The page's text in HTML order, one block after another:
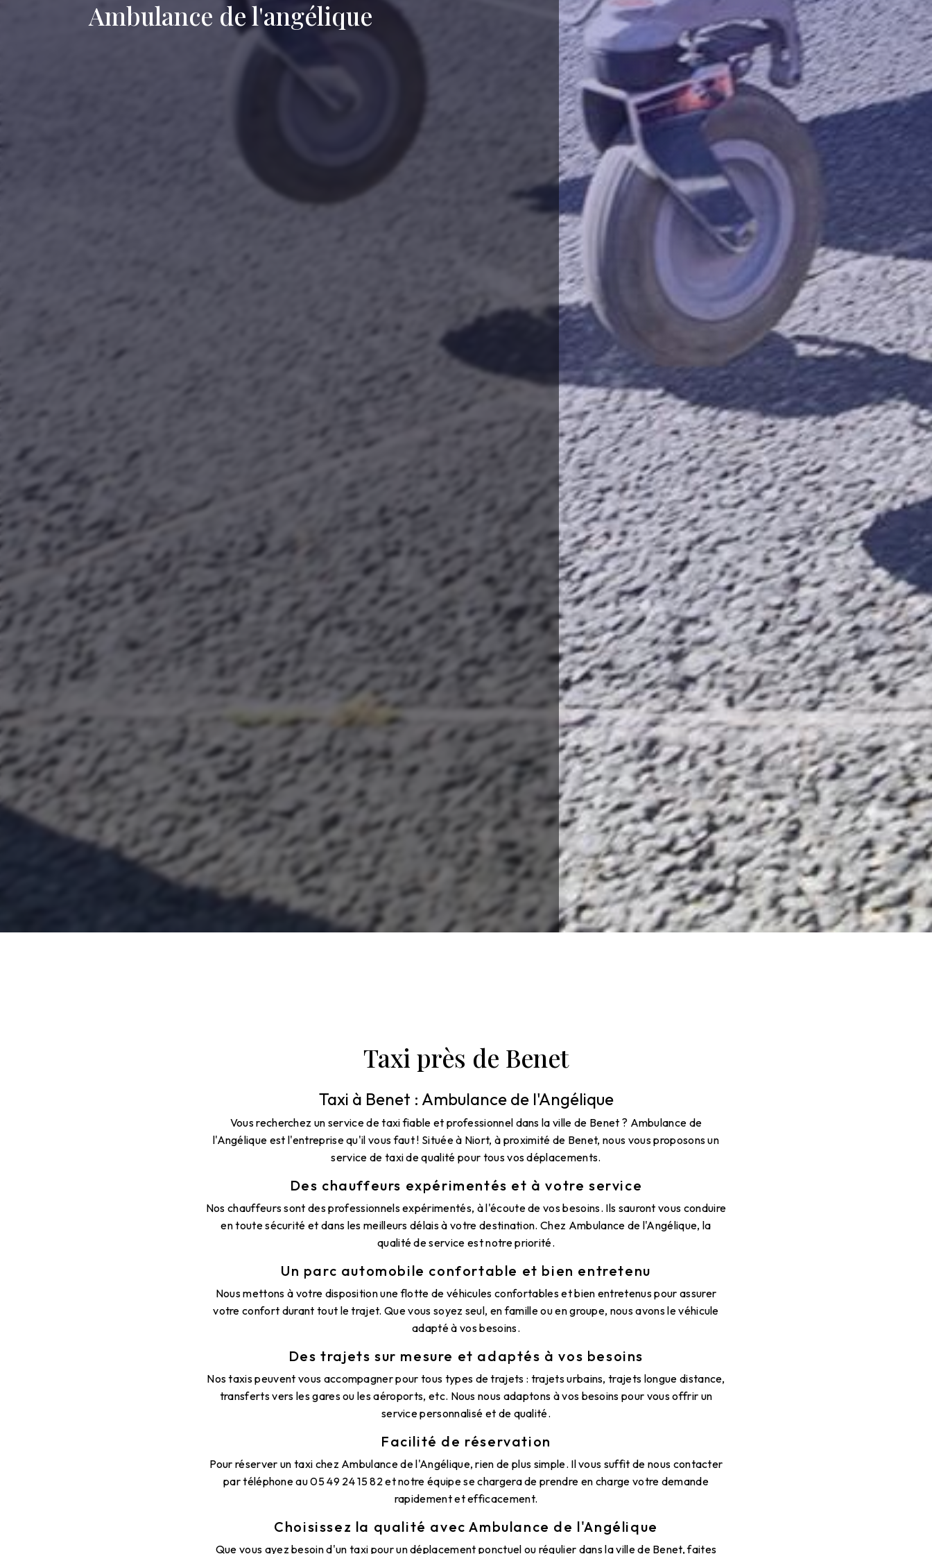
Ambulance de l'angélique
Taxi près de Benet
Taxi à Benet : Ambulance de l'Angélique
Vous recherchez un service de taxi fiable et professionnel dans la ville de Benet ? Ambulance de
l'Angélique est l'entreprise qu'il vous faut ! Située à Niort, à proximité de Benet, nous vous proposons un
service de taxi de qualité pour tous vos déplacements.
Des chauffeurs expérimentés et à votre service
Nos chauffeurs sont des professionnels expérimentés, à l'écoute de vos besoins. Ils sauront vous conduire
en toute sécurité et dans les meilleurs délais à votre destination. Chez Ambulance de l'Angélique, la
qualité de service est notre priorité.
Un parc automobile confortable et bien entretenu
Nous mettons à votre disposition une flotte de véhicules confortables et bien entretenus pour assurer
votre confort durant tout le trajet. Que vous soyez seul, en famille ou en groupe, nous avons le véhicule
adapté à vos besoins.
Des trajets sur mesure et adaptés à vos besoins
Nos taxis peuvent vous accompagner pour tous types de trajets : trajets urbains, trajets longue distance,
transferts vers les gares ou les aéroports, etc. Nous nous adaptons à vos besoins pour vous offrir un
service personnalisé et de qualité.
Facilité de réservation
Pour réserver un taxi chez Ambulance de l'Angélique, rien de plus simple. Il vous suffit de nous contacter
par téléphone au 05 49 24 15 82 et notre équipe se chargera de prendre en charge votre demande
rapidement et efficacement.
Choisissez la qualité avec Ambulance de l'Angélique
Que vous ayez besoin d'un taxi pour un déplacement ponctuel ou régulier dans la ville de Benet, faites